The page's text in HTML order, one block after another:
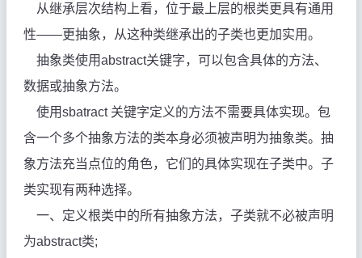
从继承层次结构上看，位于最上层的根类更具有通用
性――更抽象，从这种类继承出的子类也更加实用。
抽象类使用abstract关键字，可以包含具体的方法、
数据或抽象方法。
使用sbatract 关键字定义的方法不需要具体实现。包
含一个多个抽象方法的类本身必须被声明为抽象类。抽
象方法充当点位的角色，它们的具体实现在子类中。子
类实现有两种选择。
一、定义根类中的所有抽象方法，子类就不必被声明
为abstract类;